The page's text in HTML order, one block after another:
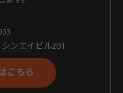
ンエイビル201
こちら